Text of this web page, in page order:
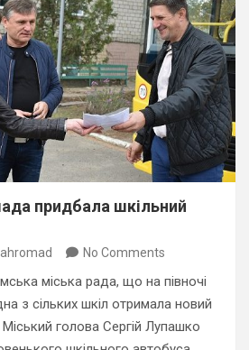
придбала шкільний
No Comments
міська рада, що на півночі
з сільких шкіл отримала новий
голова Сергій Лупашко